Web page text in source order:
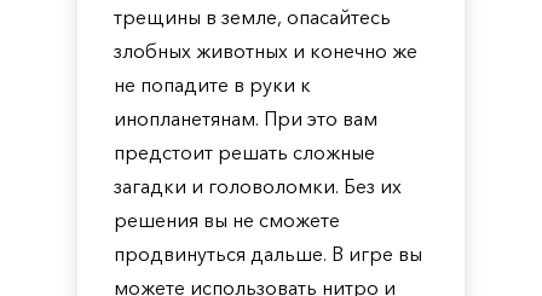
трещины в земле, опасайтесь
злобных животных и конечно же
не попадите в руки к
инопланетянам. При это вам
предстоит решать сложные
загадки и головоломки. Без их
решения вы не сможете
продвинуться дальше. В игре вы
можете использовать нитро и